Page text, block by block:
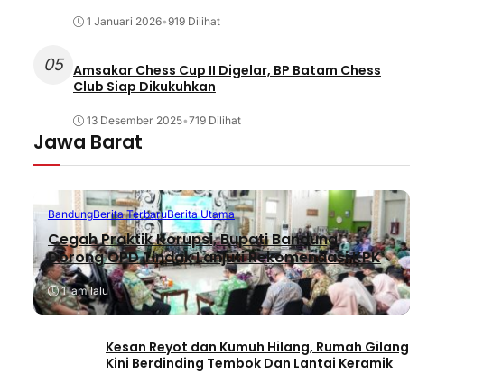
1 Januari 2026•919 Dilihat
05 Amsakar Chess Cup II Digelar, BP Batam Chess
Club Siap Dikukuhkan
13 Desember 2025•719 Dilihat
Jawa Barat
BandungBerita TerbaruBerita Utama
Cegah Praktik Korupsi, Bupati Bandung
Dorong OPD Tindak Lanjuti Rekomendasi KPK
1 jam lalu
Kesan Reyot dan Kumuh Hilang, Rumah Gilang
Kini Berdinding Tembok Dan Lantai Keramik